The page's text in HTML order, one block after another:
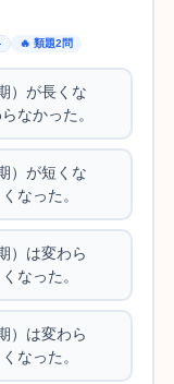
🔥 類題2問
）が長くな
なかった。
）が短くな
なった。
）は変わら
なった。
）は変わら
なった。